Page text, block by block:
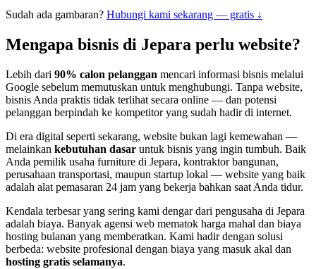
Sudah ada gambaran? Hubungi kami sekarang — gratis ↓
Mengapa bisnis di Jepara perlu website?
Lebih dari 90% calon pelanggan mencari informasi bisnis melalui
Google sebelum memutuskan untuk menghubungi. Tanpa website,
bisnis Anda praktis tidak terlihat secara online — dan potensi
pelanggan berpindah ke kompetitor yang sudah hadir di internet.
Di era digital seperti sekarang, website bukan lagi kemewahan —
melainkan kebutuhan dasar untuk bisnis yang ingin tumbuh. Baik
Anda pemilik usaha furniture di Jepara, kontraktor bangunan,
perusahaan transportasi, maupun startup lokal — website yang baik
adalah alat pemasaran 24 jam yang bekerja bahkan saat Anda tidur.
Kendala terbesar yang sering kami dengar dari pengusaha di Jepara
adalah biaya. Banyak agensi web mematok harga mahal dan biaya
hosting bulanan yang memberatkan. Kami hadir dengan solusi
berbeda: website profesional dengan biaya yang masuk akal dan
hosting gratis selamanya.